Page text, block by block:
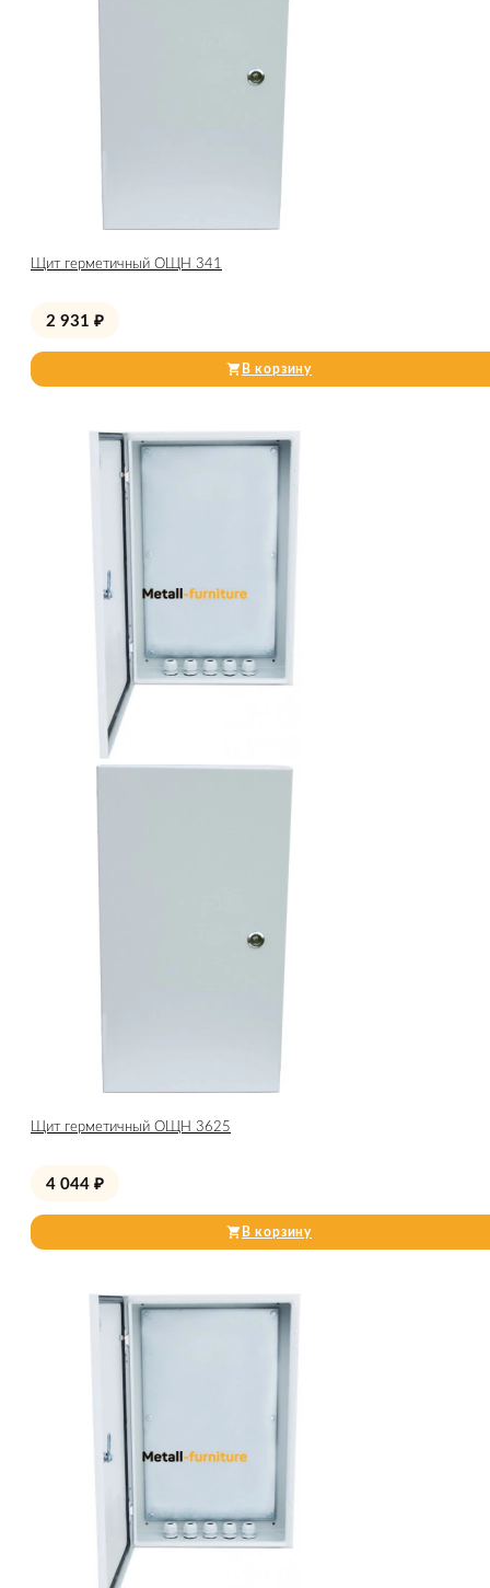
Щит герметичный ОЩН 341
2 931 ₽
В корзину
Щит герметичный ОЩН 3625
4 044 ₽
В корзину